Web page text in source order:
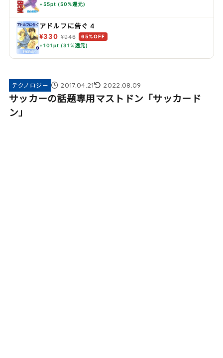
+55pt (50%還元)
アドルフに告ぐ 4
¥330 ¥946
65%OFF
+101pt (31%還元)
テクノロジー 2017.04.21 2022.08.09
サッカーの話題専用マストドン「サッカード
ン」